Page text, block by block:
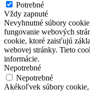
Potrebné
Vždy zapnuté
Nevyhnutné súbory
fungovanie webových
cookie, ktoré zaisťujú
webovej stránky. Tieto
informácie.
Nepotrebné
Nepotrebné
Akékoľvek súbory